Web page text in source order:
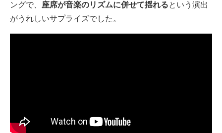
ングで、 座席が音楽のリズムに併せて揺れるという演出
がうれしいサプライズでした。